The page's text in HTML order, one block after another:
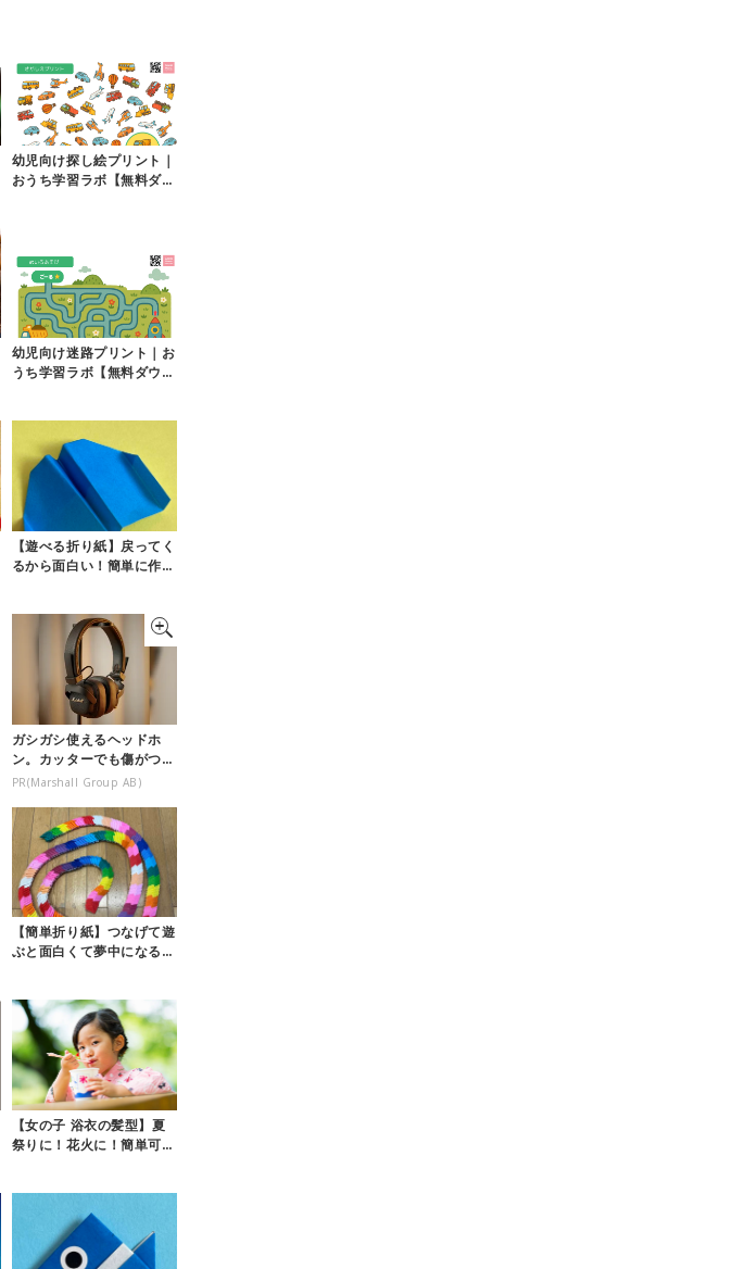
幼児向け探し絵プリント｜
おうち学習ラボ【無料ダウ
幼児向け迷路プリント｜お
うち学習ラボ【無料ダウン
【遊べる折り紙】戻ってく
るから面白い！簡単に作れ
ガシガシ使えるヘッドホ
ン。カッターでも傷がつき
にくい
PR(Marshall Group AB)
【簡単折り紙】つなげて遊
ぶと面白くて夢中になる
【女の子 浴衣の髪型】夏
祭りに！花火に！簡単可愛